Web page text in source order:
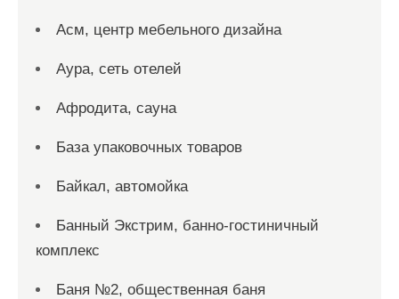
Асм, центр мебельного дизайна
Аура, сеть отелей
Афродита, сауна
База упаковочных товаров
Байкал, автомойка
Банный Экстрим, банно-гостиничный
комплекс
Баня №2, общественная баня